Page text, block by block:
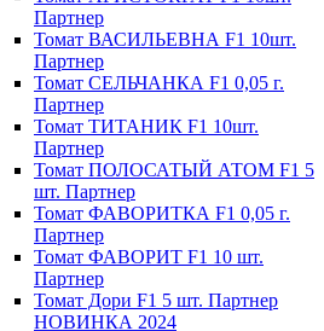
Партнер
Томат ВАСИЛЬЕВНА F1 10шт.
Партнер
Томат СЕЛЬЧАНКА F1 0,05 г.
Партнер
Томат ТИТАНИК F1 10шт.
Партнер
Томат ПОЛОСАТЫЙ АТОМ F1 5
шт. Партнер
Томат ФАВОРИТКА F1 0,05 г.
Партнер
Томат ФАВОРИТ F1 10 шт.
Партнер
Томат Дори F1 5 шт. Партнер
НОВИНКА 2024